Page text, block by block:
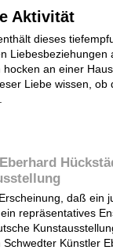
Aktivität
dieses
Liebesbeziehungen
an einer
Liebe wissen, ob
daß ein
repräsentatives
Künstler